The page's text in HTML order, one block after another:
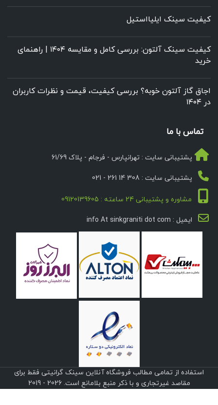
کیفیت سینک ایلیااستیل
کیفیت سینک آلتون: بررسی کامل و مقایسه ۱۴۰۴ | راهنمای
خرید
اجاق گاز آلتون خوبه؟ بررسی کیفیت، قیمت و نظرات کاربران
در ۱۴۰۴
تماس با ما
پشتیبانی سایت : تهرانپارس - فرجام - پلاک 61/69
پشتیبانی سایت : 308 14 261 - 021
مشاوره و پشتیبانی 24 ساعته : 09120139605
ایمیل : info At sinkgraniti dot com
استفاده از تمامی مطالب فروشگاه آنلاین سینک گرانیتی فقط برای
مقاصد غیرتجاری و با ذکر منبع بلامانع است. 2026 - 2019